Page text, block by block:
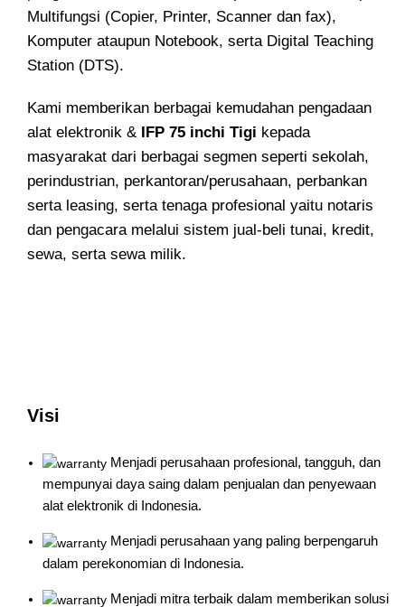
Multifungsi (Copier, Printer, Scanner dan fax),
Komputer ataupun Notebook, serta Digital Teaching
Station (DTS).
Kami memberikan berbagai kemudahan pengadaan
alat elektronik & IFP 75 inchi Tigi kepada
masyarakat dari berbagai segmen seperti sekolah,
perindustrian, perkantoran/perusahaan, perbankan
serta leasing, serta tenaga profesional yaitu notaris
dan pengacara melalui sistem jual-beli tunai, kredit,
sewa, serta sewa milik.
Visi
Menjadi perusahaan profesional, tangguh, dan
mempunyai daya saing dalam penjualan dan penyewaan
alat elektronik di Indonesia.
Menjadi perusahaan yang paling berpengaruh
dalam perekonomian di Indonesia.
Menjadi mitra terbaik dalam memberikan solusi